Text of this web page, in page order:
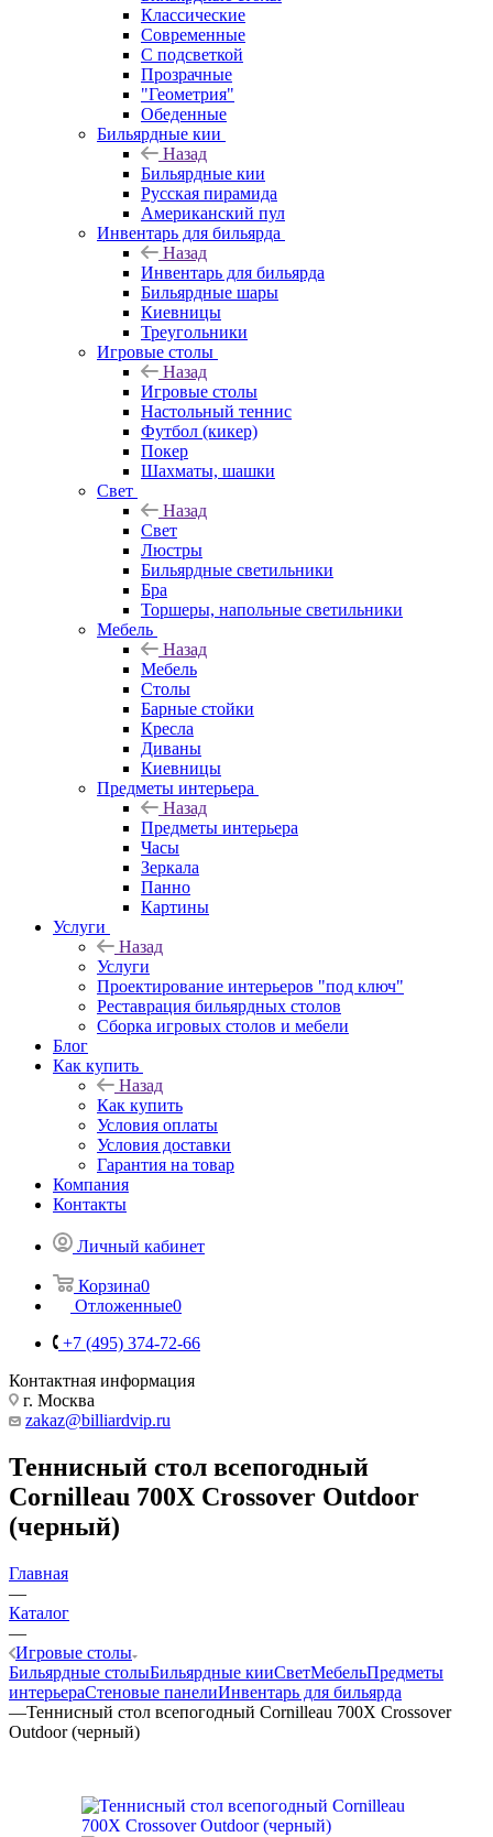
Классические
Современные
С подсветкой
Прозрачные
"Геометрия"
Обеденные
Бильярдные кии
Назад
Бильярдные кии
Русская пирамида
Американский пул
Инвентарь для бильярда
Назад
Инвентарь для бильярда
Бильярдные шары
Киевницы
Треугольники
Игровые столы
Назад
Игровые столы
Настольный теннис
Футбол (кикер)
Покер
Шахматы, шашки
Свет
Назад
Свет
Люстры
Бильярдные светильники
Бра
Торшеры, напольные светильники
Мебель
Назад
Мебель
Столы
Барные стойки
Кресла
Диваны
Киевницы
Предметы интерьера
Назад
Предметы интерьера
Часы
Зеркала
Панно
Картины
Услуги
Назад
Услуги
Проектирование интерьеров "под ключ"
Реставрация бильярдных столов
Сборка игровых столов и мебели
Блог
Как купить
Назад
Как купить
Условия оплаты
Условия доставки
Гарантия на товар
Компания
Контакты
Личный кабинет
Корзина0
Отложенные0
+7 (495) 374-72-66
Контактная информация
г. Москва
zakaz@billiardvip.ru
Теннисный стол всепогодный
Cornilleau 700X Crossover Outdoor
(черный)
Главная
—
Каталог
—
Игровые столы
Бильярдные столыБильярдные кииСветМебельПредметы
интерьераСтеновые панелиИнвентарь для бильярда
—Теннисный стол всепогодный Cornilleau 700X Crossover
Outdoor (черный)